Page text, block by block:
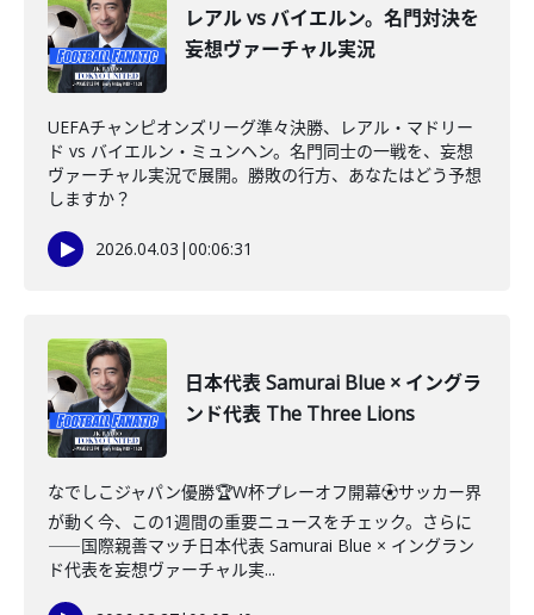
レアル vs バイエルン。名門対決を
妄想ヴァーチャル実況
UEFAチャンピオンズリーグ準々決勝、レアル・マドリー
ド vs バイエルン・ミュンヘン。名門同士の一戦を、妄想
ヴァーチャル実況で展開。勝敗の行方、あなたはどう予想
しますか？
2026.04.03 |00:06:31
日本代表 Samurai Blue × イングラ
ンド代表 The Three Lions
なでしこジャパン優勝🏆W杯プレーオフ開幕⚽️サッカー界
が動く今、この1週間の重要ニュースをチェック。さらに
――国際親善マッチ日本代表 Samurai Blue × イングラン
ド代表を妄想ヴァーチャル実...